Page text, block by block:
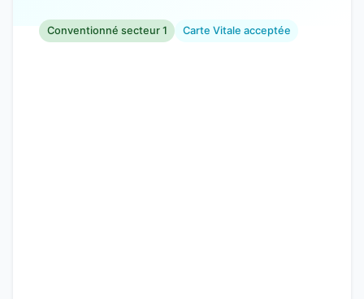
Conventionné secteur 1 Carte Vitale acceptée